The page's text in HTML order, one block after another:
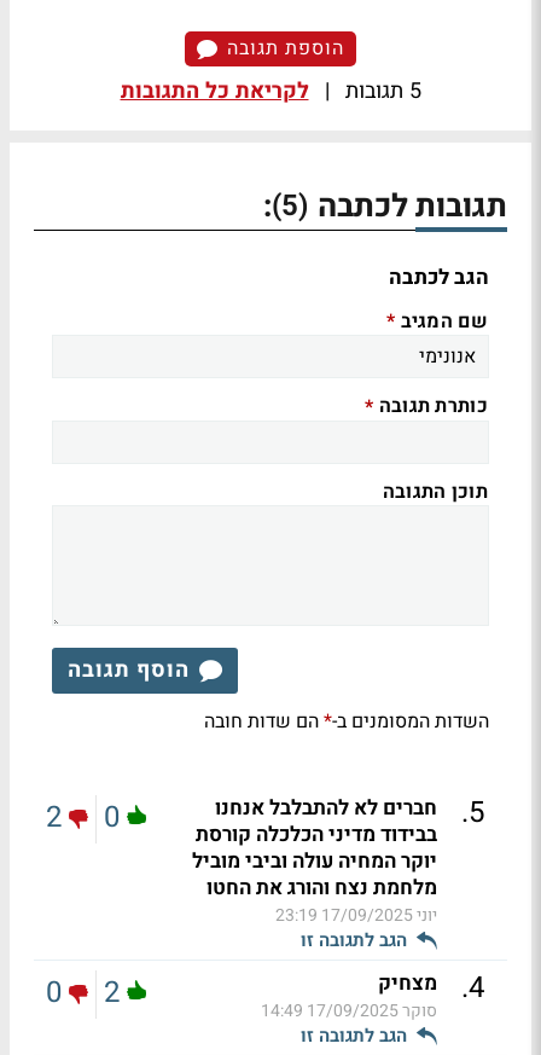
הוספת תגובה
5 תגובות | לקריאת כל התגובות
תגובות לכתבה (5)
:
הגב לכתבה
שם המגיב *
כותרת תגובה *
תוכן התגובה
הוסף תגובה
השדות המסומנים ב-*הם שדות חובה
5
.
חברים לא להתבלבל אנחנו
בבידוד מדיני הכלכלה קורסת
יוקר המחיה עולה וביבי מוביל
מלחמת נצח והורג את החטו
יוני17/09/2025 23:19
הגב לתגובה זו
0
2
4
. מצחיק
סוקר17/09/2025 14:49
הגב לתגובה זו
2
0